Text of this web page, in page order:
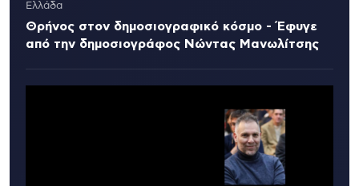
Ελλάδα
Θρήνος στον δημοσιογραφικό κόσμο - Έφυγε
από την δημοσιογράφος Νώντας Μανωλίτσης